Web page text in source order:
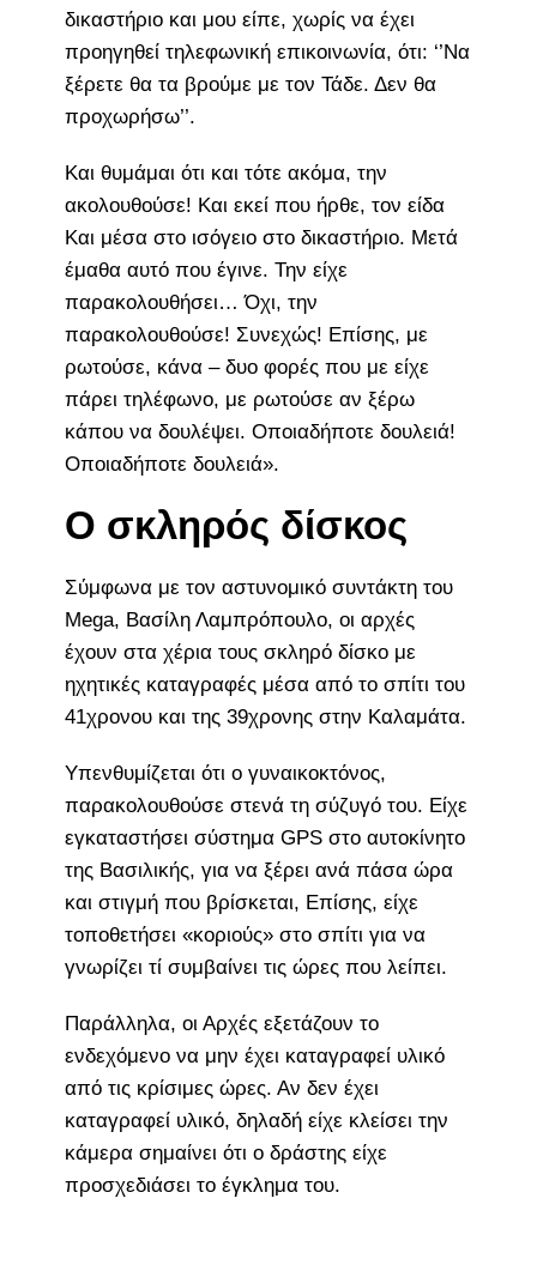
δικαστήριο και μου είπε, χωρίς να έχει
προηγηθεί τηλεφωνική επικοινωνία, ότι: ‘’Να
ξέρετε θα τα βρούμε με τον Τάδε. Δεν θα
προχωρήσω’’.
Και θυμάμαι ότι και τότε ακόμα, την
ακολουθούσε! Και εκεί που ήρθε, τον είδα
Και μέσα στο ισόγειο στο δικαστήριο. Μετά
έμαθα αυτό που έγινε. Την είχε
παρακολουθήσει… Όχι, την
παρακολουθούσε! Συνεχώς! Επίσης, με
ρωτούσε, κάνα – δυο φορές που με είχε
πάρει τηλέφωνο, με ρωτούσε αν ξέρω
κάπου να δουλέψει. Οποιαδήποτε δουλειά!
Οποιαδήποτε δουλειά».
Ο σκληρός δίσκος
Σύμφωνα με τον αστυνομικό συντάκτη του
Mega, Βασίλη Λαμπρόπουλο, οι αρχές
έχουν στα χέρια τους σκληρό δίσκο με
ηχητικές καταγραφές μέσα από το σπίτι του
41χρονου και της 39χρονης στην Καλαμάτα.
Υπενθυμίζεται ότι ο γυναικοκτόνος,
παρακολουθούσε στενά τη σύζυγό του. Είχε
εγκαταστήσει σύστημα GPS στο αυτοκίνητο
της Βασιλικής, για να ξέρει ανά πάσα ώρα
και στιγμή που βρίσκεται, Επίσης, είχε
τοποθετήσει «κοριούς» στο σπίτι για να
γνωρίζει τί συμβαίνει τις ώρες που λείπει.
Παράλληλα, οι Αρχές εξετάζουν το
ενδεχόμενο να μην έχει καταγραφεί υλικό
από τις κρίσιμες ώρες. Αν δεν έχει
καταγραφεί υλικό, δηλαδή είχε κλείσει την
κάμερα σημαίνει ότι ο δράστης είχε
προσχεδιάσει το έγκλημα του.